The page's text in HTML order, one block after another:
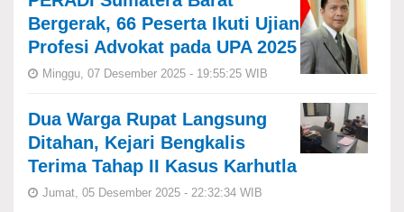
Bergerak, 66 Peserta Ikuti Ujian
Profesi Advokat pada UPA 2025
Minggu, 07 Desember 2025 - 19:55:25 WIB
Dua Warga Rupat Langsung
Ditahan, Kejari Bengkalis
Terima Tahap II Kasus Karhutla
Jumat, 05 Desember 2025 - 22:32:34 WIB